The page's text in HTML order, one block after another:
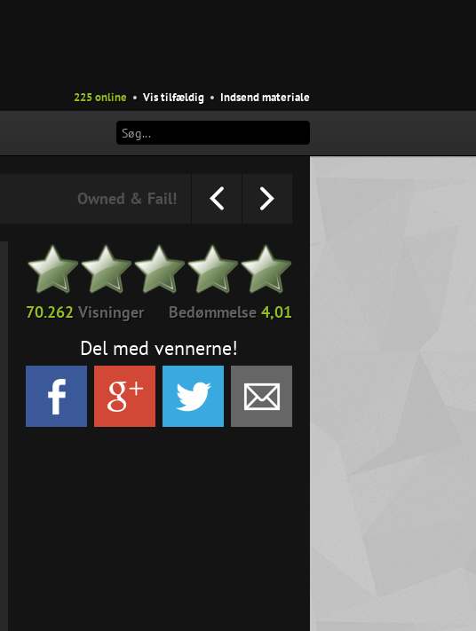
225 online • Vis tilfældig • Indsend materiale
Owned & Fail!
70.262 Visninger Bedømmelse 4,01
Del med vennerne!